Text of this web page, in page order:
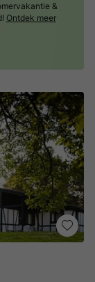
&
Ontdek meer